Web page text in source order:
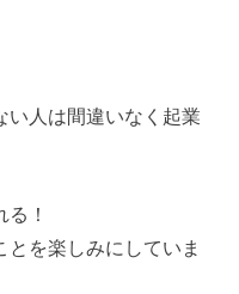
い人は間違いなく起業
！
を楽しみにしていま